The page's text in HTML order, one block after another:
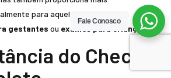
para aqueles que precisam
gestantes ou exames para crianças.
do Check-
Fale Conosco